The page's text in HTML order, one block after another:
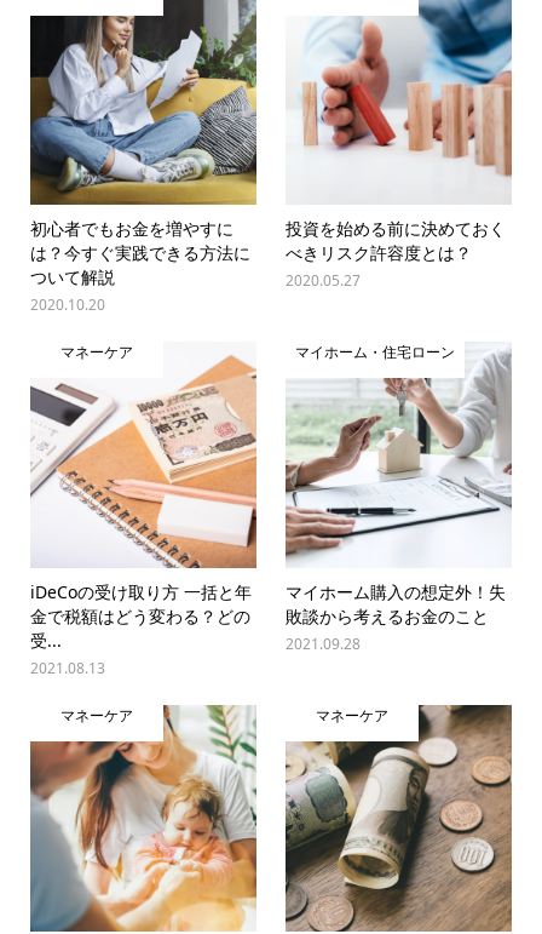
初心者でもお金を増やすに
は？今すぐ実践できる方法に
ついて解説
2020.10.20
投資を始める前に決めておく
べきリスク許容度とは？
2020.05.27
マネーケア
iDeCoの受け取り方 一括と年
金で税額はどう変わる？どの
受...
2021.08.13
マイホーム・住宅ローン
マイホーム購入の想定外！失
敗談から考えるお金のこと
2021.09.28
マネーケア マネーケア